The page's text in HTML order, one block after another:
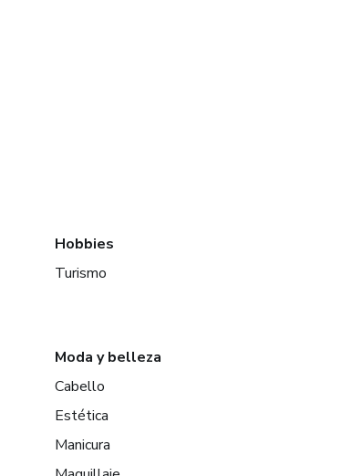
Hobbies
Turismo
Moda y belleza
Cabello
Estética
Manicura